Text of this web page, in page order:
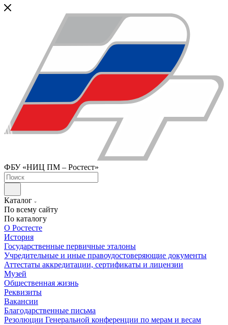
ФБУ «НИЦ ПМ – Ростест»
Каталог
По всему сайту
По каталогу
О Ростесте
История
Государственные первичные эталоны
Учредительные и иные правоудостоверяющие документы
Аттестаты аккредитации, сертификаты и лицензии
Музей
Общественная жизнь
Реквизиты
Вакансии
Благодарственные письма
Резолюции Генеральной конференции по мерам и весам